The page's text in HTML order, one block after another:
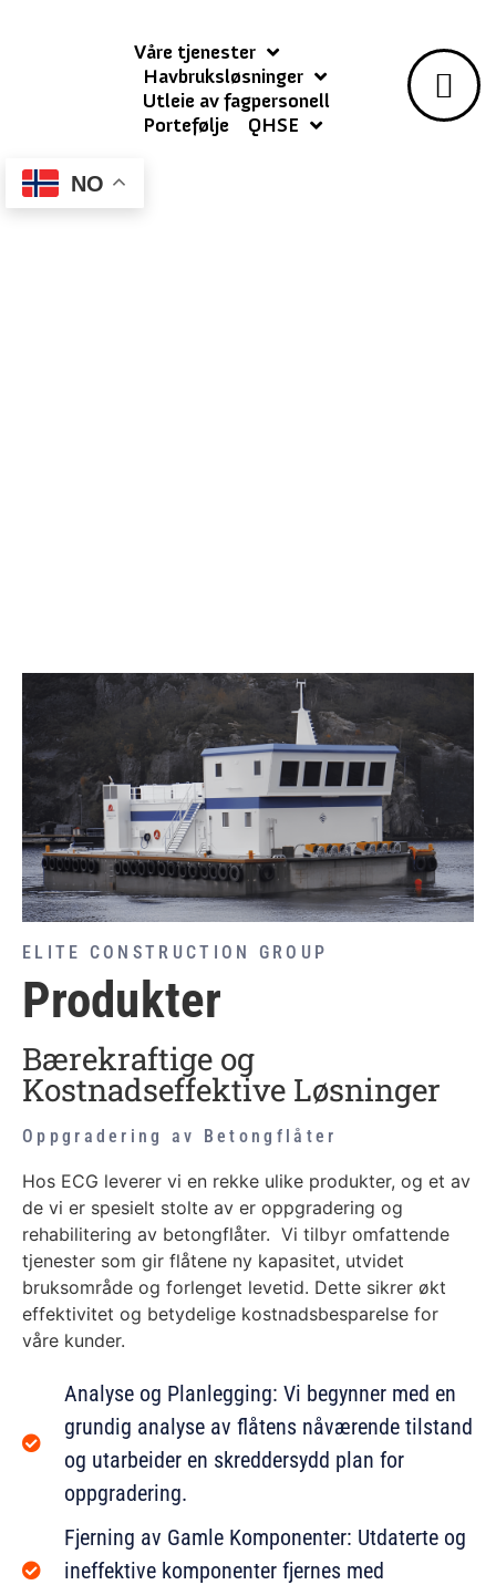
Våre tjenester
Havbruksløsninger
Utleie av fagpersonell
Portefølje
QHSE
NO
ELITE CONSTRUCTION GROUP
Produkter
Bærekraftige og
Kostnadseffektive Løsninger
Oppgradering av Betongflåter
Hos ECG leverer vi en rekke ulike produkter, og et av
de vi er spesielt stolte av er oppgradering og
rehabilitering av betongflåter. Vi tilbyr omfattende
tjenester som gir flåtene ny kapasitet, utvidet
bruksområde og forlenget levetid. Dette sikrer økt
effektivitet og betydelige kostnadsbesparelse for
våre kunder.
Analyse og Planlegging: Vi begynner med en
grundig analyse av flåtens nåværende tilstand
og utarbeider en skreddersydd plan for
oppgradering.
Fjerning av Gamle Komponenter: Utdaterte og
ineffektive komponenter fjernes med